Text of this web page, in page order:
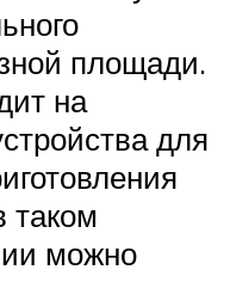
площади.
на
для
таком
можно